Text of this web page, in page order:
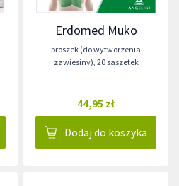
Erdomed Muko
proszek (do wytworzenia
zawiesiny), 20 saszetek
44,95 zł
Dodaj do koszyka